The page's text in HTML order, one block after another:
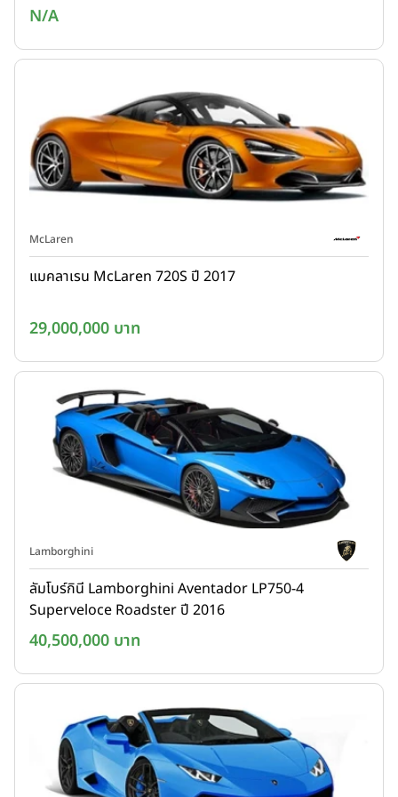
N/A
McLaren
แมคลาเรน McLaren 720S ปี 2017
29,000,000 บาท
Lamborghini
ลัมโบร์กินี Lamborghini Aventador LP750-4
Superveloce Roadster ปี 2016
40,500,000 บาท